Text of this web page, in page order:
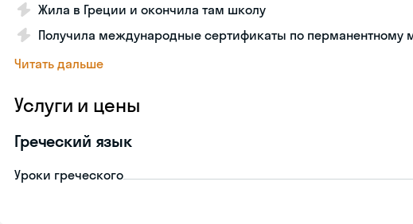
Жила в Греции и окончила там школу
Получила международные сертификаты по перманентному
Читать дальше
Услуги и цены
Греческий язык
Уроки греческого